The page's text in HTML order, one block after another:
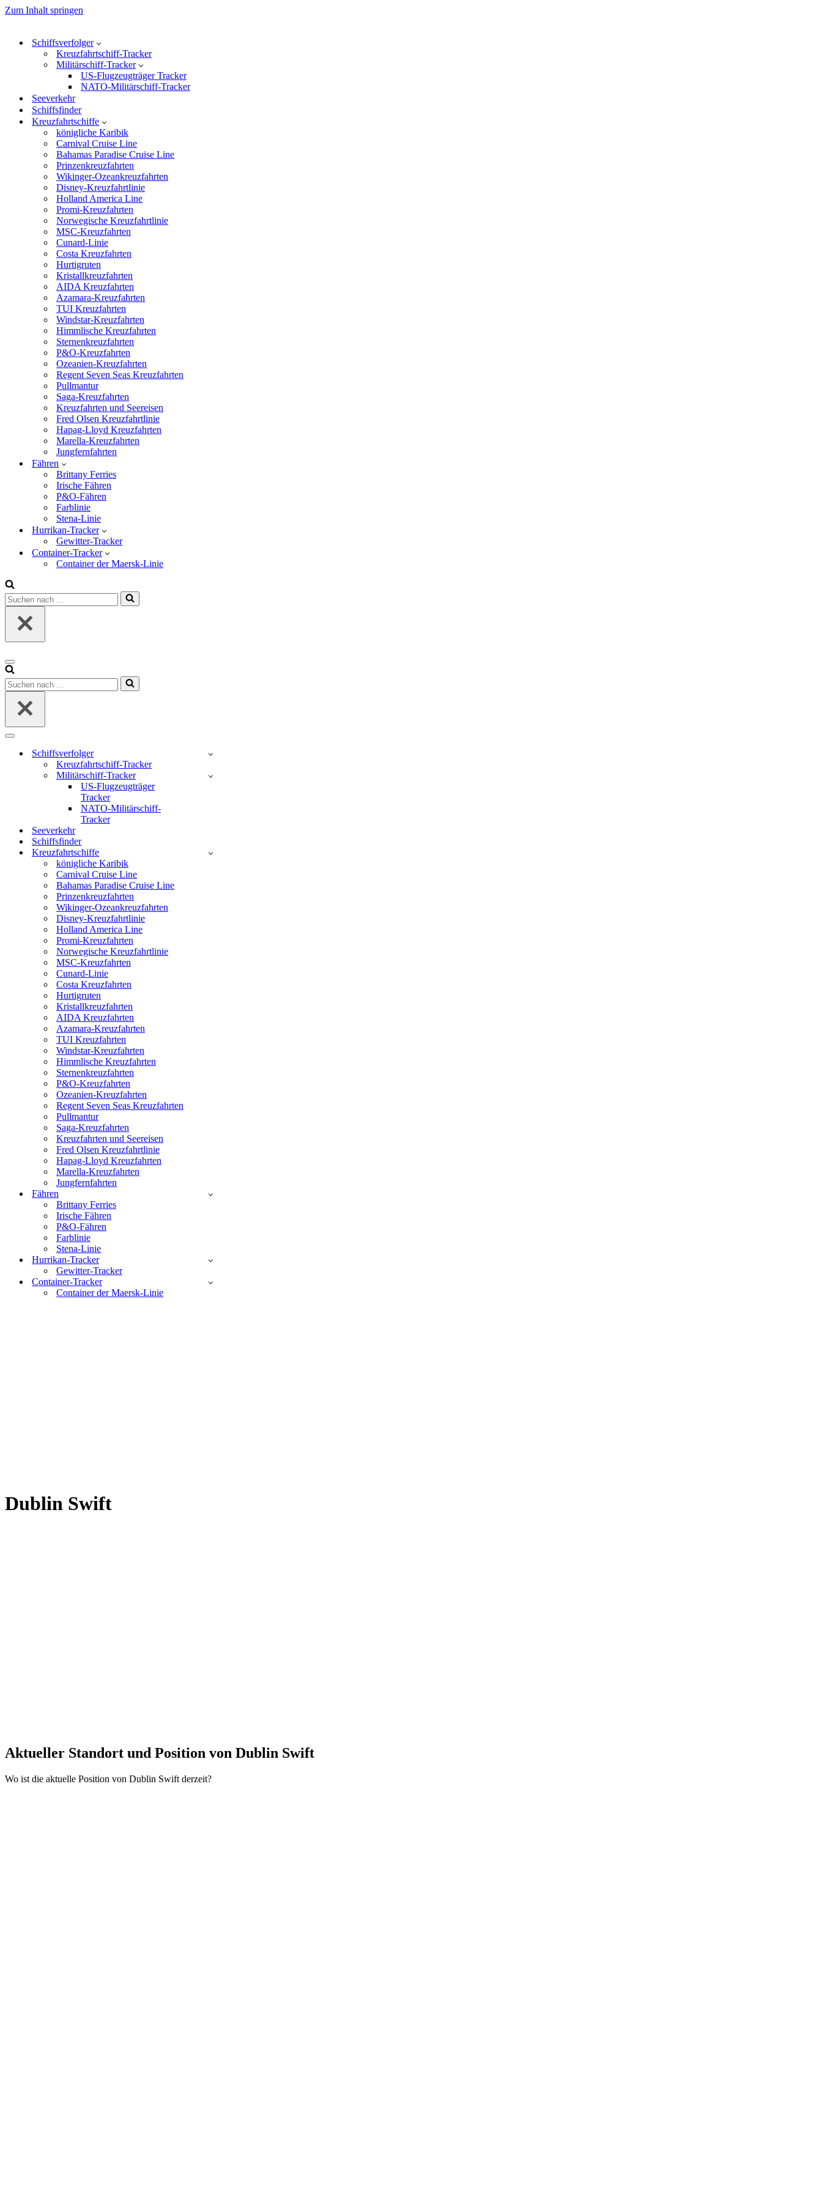
Zum Inhalt springen
Schiffsverfolger
Kreuzfahrtschiff-Tracker
Militärschiff-Tracker
US-Flugzeugträger Tracker
NATO-Militärschiff-Tracker
Seeverkehr
Schiffsfinder
Kreuzfahrtschiffe
königliche Karibik
Carnival Cruise Line
Bahamas Paradise Cruise Line
Prinzenkreuzfahrten
Wikinger-Ozeankreuzfahrten
Disney-Kreuzfahrtlinie
Holland America Line
Promi-Kreuzfahrten
Norwegische Kreuzfahrtlinie
MSC-Kreuzfahrten
Cunard-Linie
Costa Kreuzfahrten
Hurtigruten
Kristallkreuzfahrten
AIDA Kreuzfahrten
Azamara-Kreuzfahrten
TUI Kreuzfahrten
Windstar-Kreuzfahrten
Himmlische Kreuzfahrten
Sternenkreuzfahrten
P&O-Kreuzfahrten
Ozeanien-Kreuzfahrten
Regent Seven Seas Kreuzfahrten
Pullmantur
Saga-Kreuzfahrten
Kreuzfahrten und Seereisen
Fred Olsen Kreuzfahrtlinie
Hapag-Lloyd Kreuzfahrten
Marella-Kreuzfahrten
Jungfernfahrten
Fähren
Brittany Ferries
Irische Fähren
P&O-Fähren
Farblinie
Stena-Linie
Hurrikan-Tracker
Gewitter-Tracker
Container-Tracker
Container der Maersk-Linie
Suchen
nach …
Navigations-
Menü
Suchen
nach …
Navigations-
Schiffsverfolger
Kreuzfahrtschiff-Tracker
Militärschiff-Tracker
US-Flugzeugträger
Tracker
NATO-Militärschiff-
Tracker
Seeverkehr
Schiffsfinder
Kreuzfahrtschiffe
königliche Karibik
Carnival Cruise Line
Bahamas Paradise Cruise Line
Prinzenkreuzfahrten
Wikinger-Ozeankreuzfahrten
Disney-Kreuzfahrtlinie
Holland America Line
Promi-Kreuzfahrten
Norwegische Kreuzfahrtlinie
MSC-Kreuzfahrten
Cunard-Linie
Costa Kreuzfahrten
Hurtigruten
Kristallkreuzfahrten
AIDA Kreuzfahrten
Azamara-Kreuzfahrten
TUI Kreuzfahrten
Windstar-Kreuzfahrten
Himmlische Kreuzfahrten
Sternenkreuzfahrten
P&O-Kreuzfahrten
Ozeanien-Kreuzfahrten
Regent Seven Seas Kreuzfahrten
Pullmantur
Saga-Kreuzfahrten
Kreuzfahrten und Seereisen
Fred Olsen Kreuzfahrtlinie
Hapag-Lloyd Kreuzfahrten
Marella-Kreuzfahrten
Jungfernfahrten
Fähren
Brittany Ferries
Irische Fähren
P&O-Fähren
Farblinie
Stena-Linie
Hurrikan-Tracker
Gewitter-Tracker
Container-Tracker
Container der Maersk-Linie
Dublin Swift
Aktueller Standort und Position von Dublin Swift
Wo ist die aktuelle Position von Dublin Swift derzeit?